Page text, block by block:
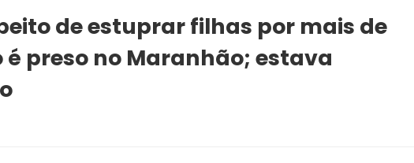
de estuprar filhas por mais de
é preso no Maranhão; estava